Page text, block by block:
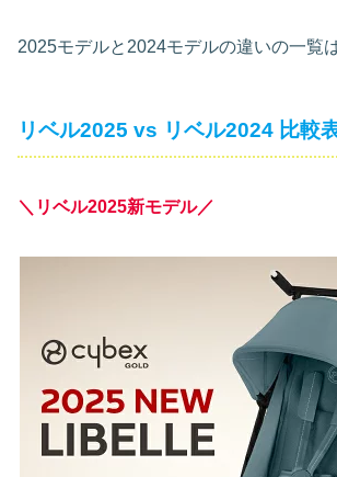
2025モデルと2024モデルの違いの一覧
リベル2025 vs リベル2024 比較
＼リベル2025新モデル／